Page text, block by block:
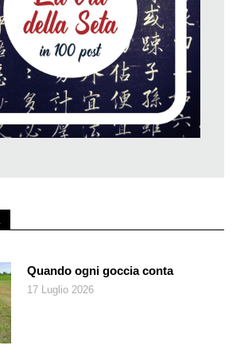
possibilità di disdetta), nella convinzione,
potrebbe poi essere difficile trovare posto
improvvisamente alle porte dell’estate.
poveri noi, se solo pensiamo a
a poche settimane fa. L’unico vantaggio
è che si gode di un ottimo punto di
per esempio come il turismo sia diventato
prossimi mesi e anni dovremo sviluppare
combinando crescita, elasticità e
(ma d’altronde lo è sempre). Se il virus
rapidamente, una ripresa graduale nel
sembra plausibile. Se invece l’epidemia,
vita, dovesse andare per le lunghe, alcuni
Quando ogni goccia conta
17 Luglio 2026